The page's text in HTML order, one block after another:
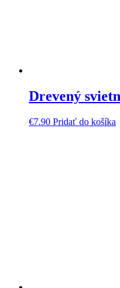
Drevený
€7.90 Pridať do košíka